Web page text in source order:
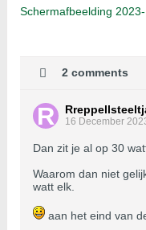
Schermafbeelding
2 comments
16 December
Dan zit je al op 30 watt
Waarom dan niet
watt elk.
aan het eind van